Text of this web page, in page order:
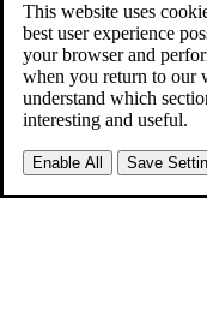
This website uses
best user experience
your browser and
when you return to our
understand which
interesting and useful.
Enable All Save